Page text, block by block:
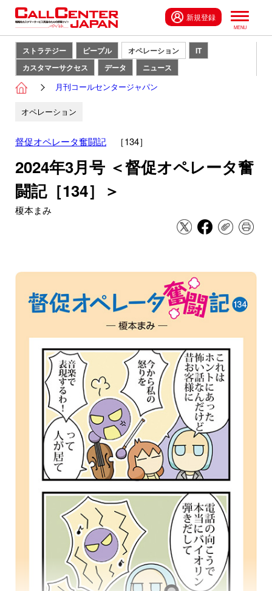
新規登録
ストラテジー ピープル オペレーション
IT
カスタマーサクセス
データ ニュース
月刊コールセンタージャパン
オペレーション
督促オペレータ奮闘記 ［134］
2024年3月号 ＜督促オペレータ奮
闘記［134］＞
榎本まみ